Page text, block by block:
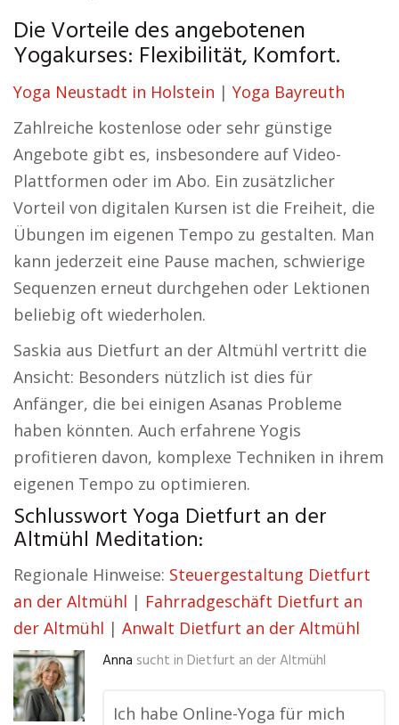
Die Vorteile des angebotenen
Yogakurses: Flexibilität, Komfort.
Yoga Neustadt in Holstein | Yoga Bayreuth
Zahlreiche kostenlose oder sehr günstige
Angebote gibt es, insbesondere auf Video-
Plattformen oder im Abo. Ein zusätzlicher
Vorteil von digitalen Kursen ist die Freiheit, die
Übungen im eigenen Tempo zu gestalten. Man
kann jederzeit eine Pause machen, schwierige
Sequenzen erneut durchgehen oder Lektionen
beliebig oft wiederholen.
Saskia aus Dietfurt an der Altmühl vertritt die
Ansicht: Besonders nützlich ist dies für
Anfänger, die bei einigen Asanas Probleme
haben könnten. Auch erfahrene Yogis
profitieren davon, komplexe Techniken in ihrem
eigenen Tempo zu optimieren.
Schlusswort Yoga Dietfurt an der
Altmühl Meditation:
Regionale Hinweise: Steuergestaltung Dietfurt
an der Altmühl | Fahrradgeschäft Dietfurt an
der Altmühl | Anwalt Dietfurt an der Altmühl
Anna sucht in Dietfurt an der Altmühl
Ich habe Online-Yoga für mich